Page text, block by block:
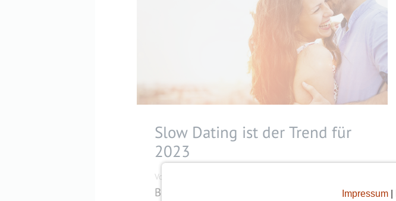
Impressum|
Slow Dating ist der Trend für
2023
Von
Beim Slow Dating hast Du die Chance, Deinen